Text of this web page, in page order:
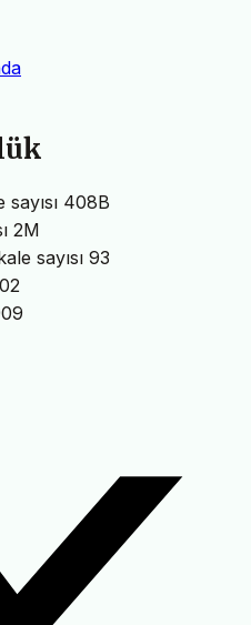
408B
2M
sayısı 93